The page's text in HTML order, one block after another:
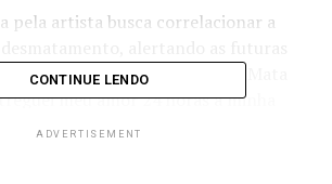
pela artista busca correlacionar a
importância da preservação da Mata
meu amor 24 horas à minha
da pintura, quis demonstrar a riqueza
CONTINUE LENDO
ADVERTISEMENT